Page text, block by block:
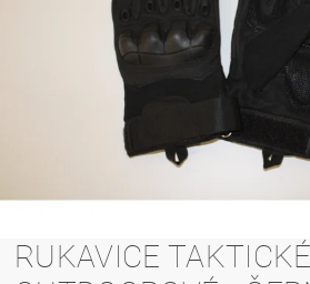
RUKAVICE TAKTICKÉ